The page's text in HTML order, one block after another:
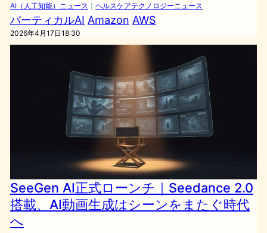
AI（人工知能）ニュース ｜ ヘルスケアテクノロジーニュース
バーティカルAI Amazon AWS
2026年4月17日18:30
SeeGen AI正式ローンチ｜Seedance 2.0
搭載、AI動画生成はシーンをまたぐ時代
へ